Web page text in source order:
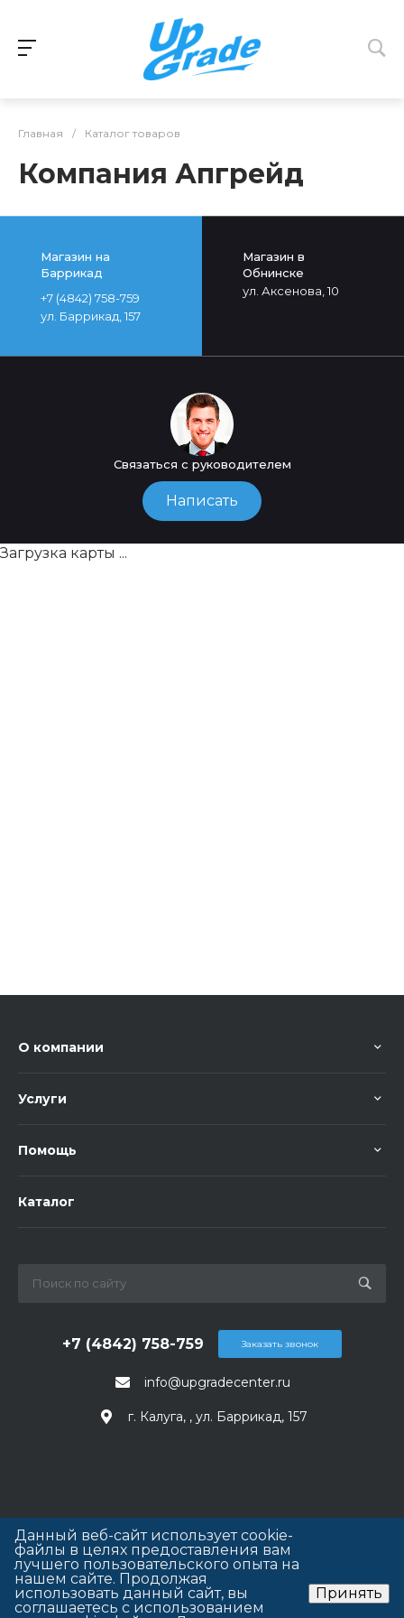
Главная / Каталог товаров
Компания Апгрейд
Магазин на
Баррикад
+7 (4842) 758-759
ул. Баррикад, 157
Магазин в
Обнинске
ул. Аксенова, 10
Связаться с руководителем
Написать
Загрузка карты ...
О компании
Услуги
Помощь
Каталог
info@upgradecenter.ru
+7 (4842) 758-759
г. Калуга, , ул. Баррикад, 157
Заказать звонок
Данный веб-сайт использует cookie-
файлы в целях предоставления вам
лучшего пользовательского опыта на
нашем сайте. Продолжая
использовать данный сайт, вы
соглашаетесь с использованием
Принять